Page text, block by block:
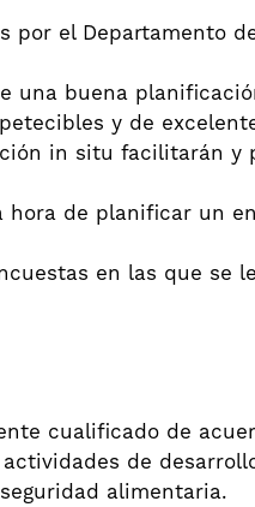
por el Departamento
una buena
y de
in situ facilitarán y
de planificar un
en las que se
cualificado de
de
alimentaria.